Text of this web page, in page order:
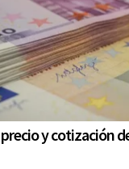
precio y cotización